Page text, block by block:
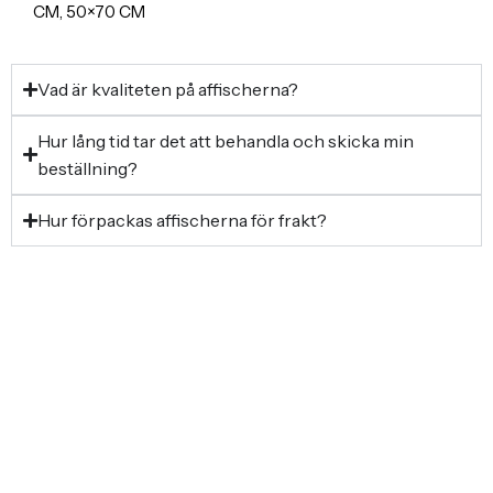
CM, 50×70 CM
Vad är kvaliteten på affischerna?
Hur lång tid tar det att behandla och skicka min
beställning?
Hur förpackas affischerna för frakt?